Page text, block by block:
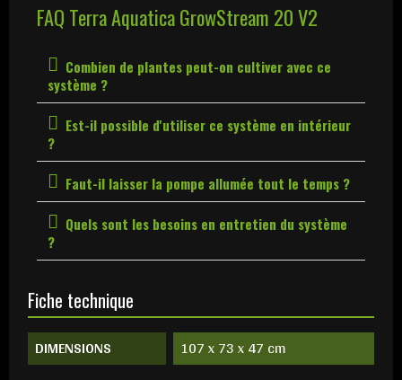
FAQ Terra Aquatica GrowStream 20 V2
Combien de plantes peut-on cultiver avec ce
système ?
Est-il possible d'utiliser ce système en intérieur
?
Faut-il laisser la pompe allumée tout le temps ?
Quels sont les besoins en entretien du système
?
Fiche technique
DIMENSIONS 107 x 73 x 47 cm